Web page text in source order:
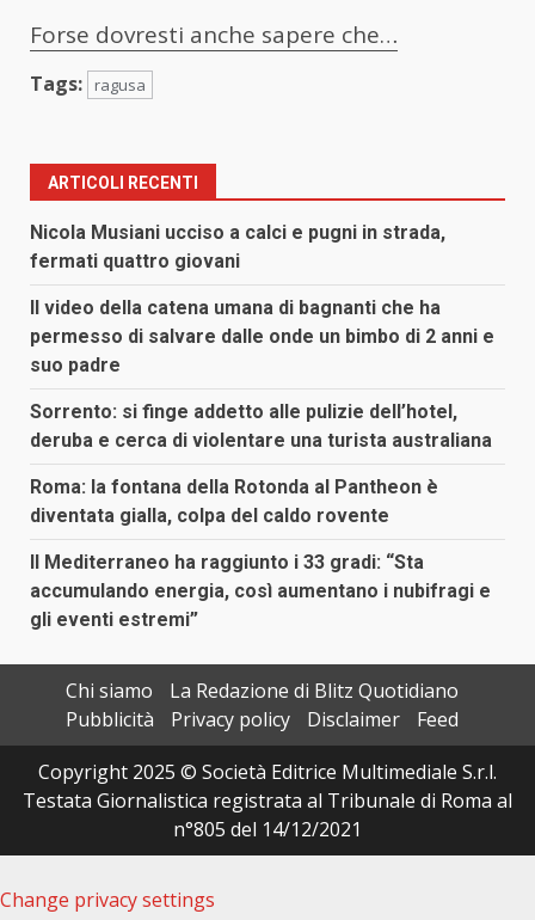
Forse dovresti anche sapere che…
Tags: ragusa
ARTICOLI RECENTI
Nicola Musiani ucciso a calci e pugni in strada,
fermati quattro giovani
Il video della catena umana di bagnanti che ha
permesso di salvare dalle onde un bimbo di 2 anni e
suo padre
Sorrento: si finge addetto alle pulizie dell’hotel,
deruba e cerca di violentare una turista australiana
Roma: la fontana della Rotonda al Pantheon è
diventata gialla, colpa del caldo rovente
Il Mediterraneo ha raggiunto i 33 gradi: “Sta
accumulando energia, così aumentano i nubifragi e
gli eventi estremi”
Chi siamo
La Redazione di Blitz Quotidiano
Pubblicità
Privacy policy Disclaimer
Feed
Copyright 2025 © Società Editrice Multimediale S.r.l.
Testata Giornalistica registrata al Tribunale di Roma al
n°805 del 14/12/2021
Change privacy settings